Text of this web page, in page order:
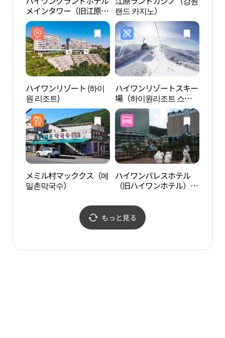
メインタワー（旧江原ラ
ンドホテル）（하이원
그랜드 호텔 메인타워
（구 강원랜드호텔））
랜드 카지노）
ハイワンリゾート (하이
원 리조트)
ハイワンリゾートスキー
場（하이원리조트 스키
장）
メミル村マッククス（메
밀촌막국수）
ハイワンパレスホテル
（旧ハイワンホテル）
（구 하이원호텔））
もっと見る